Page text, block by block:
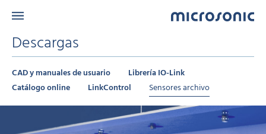
Descargas
CAD y manuales de usuario
Librería IO-Link
Catálogo online
LinkControl Sensores archivo